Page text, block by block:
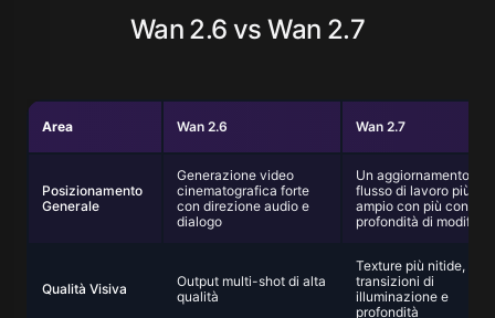
Wan 2.6 vs Wan 2.7
Area Wan 2.6 Wan 2.7
Posizionamento
Generale
Generazione video
cinematografica forte
con direzione audio e
dialogo
Un aggiornamento del
flusso di lavoro più
ampio con più
profondità di modifica
Qualità Visiva
Output multi-shot di alta
qualità
Texture più nitide,
transizioni di
illuminazione e
profondità